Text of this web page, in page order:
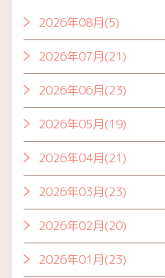
2026年08月(5)
2026年07月(21)
2026年06月(23)
2026年05月(19)
2026年04月(21)
2026年03月(23)
2026年02月(20)
2026年01月(23)